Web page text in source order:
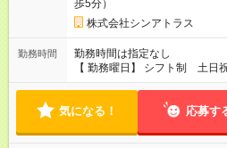
歩5分）
株式会社シンアトラス
勤務時間
勤務時間は指定なし
【 勤務曜日】 シフト制 土日祝含む週
・ 9：00～20：00（実働8h／
気になる！ 応募す